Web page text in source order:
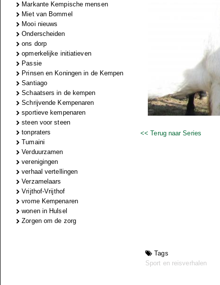
Markante Kempische mensen
Miet van Bommel
Mooi nieuws
Onderscheiden
ons dorp
opmerkelijke initiatieven
Passie
Prinsen en Koningen in de Kempen
Santiago
Schaatsers in de kempen
Schrijvende Kempenaren
sportieve kempenaren
steen voor steen
tonpraters
Tumaini
Verduurzamen
verenigingen
verhaal vertellingen
Verzamelaars
Vrijthof-Vrijthof
vrome Kempenaren
wonen in Hulsel
Zorgen om de zorg
<< Terug naar Series
Tags
Sport en reisverhalen